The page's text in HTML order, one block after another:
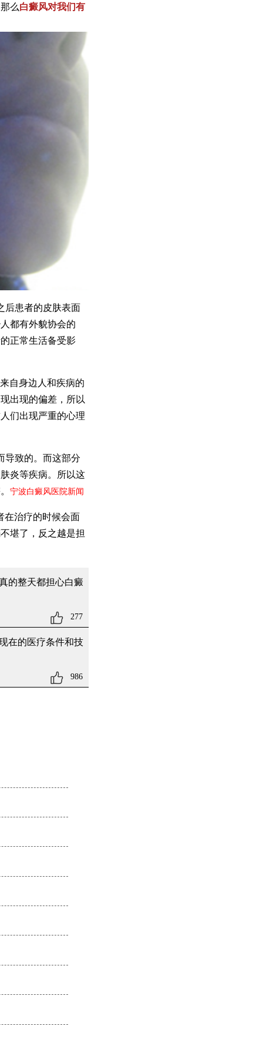
么白癜风对我们有
患者的皮肤表面
都有外貌协会的
正常生活备受影
自身边人和疾病的
出现的偏差，所以
们出现严重的心理
致的。而这部分
炎等疾病。所以这
宁波白癜风医院新闻
在治疗的时候会面
堪了，反之越是担
的整天都担心白癜
277
在的医疗条件和技
986